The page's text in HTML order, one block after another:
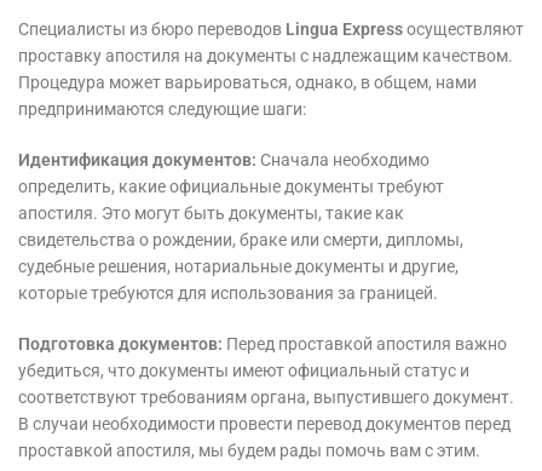
Специалисты из бюро переводов Lingua Expressосуществляют
проставку апостиля на документы с надлежащим качеством.
Процедура может варьироваться, однако, в общем, нами
предпринимаются следующие шаги:
Идентификация документов: Сначала необходимо
определить, какие официальные документы требуют
апостиля. Это могут быть документы, такие как
свидетельства о рождении, браке или смерти, дипломы,
судебные решения, нотариальные документы и другие,
которые требуются для использования за границей.
Подготовка документов: Перед проставкой апостиля важно
убедиться, что документы имеют официальный статус и
соответствуют требованиям органа, выпустившего документ.
В случаи необходимости провести перевод документов перед
проставкой апостиля, мы будем рады помочь вам с этим.